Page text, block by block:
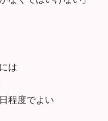
は
程度でよい